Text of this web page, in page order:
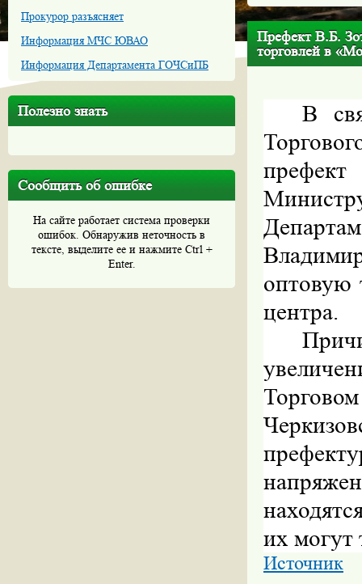
Прокурор разъясняет
Информация МЧС ЮВАО
Информация Департамента ГОЧСиПБ
Полезно знать
Сообщить об ошибке
На сайте работает система проверки
ошибок. Обнаружив неточность в
тексте, выделите ее и нажмите Ctrl +
Enter.
Префект В.Б.
торговлей в
В
оптовую
центра.
их могут
Источник